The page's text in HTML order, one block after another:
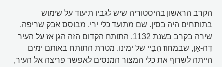
הקרב הראשון בהיסטוריה שיש לגביו תיעוד על שימוש
בתותחים היה בסין. שם מתועד כלי ירי, מבוסס אבק שריפה,
שירה בקרב בשנת 1132. התותח הקדום הזה הגן אז על העיר
דֶה-אָן, שבמחוז הֶבֵּיי של ימינו. מטרת התותח באותם ימים
הייתה לשרוף את כלי המצור המנסים לאפשר פריצה אל העיר,